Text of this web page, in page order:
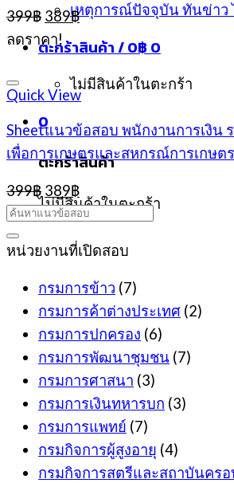
เหตุการณ์ปัจจุบัน ทันข่าว
ตะกร้าสินค้า /0฿ 0
ไม่มีสินค้าในตะกร้า
0
ตะกร้าสินค้า
ไม่มีสินค้าในตะกร้า
399฿ Original
price
was:
389฿Current
is:
ลดราคา!
Quick View
Sheetแนวข้อสอบ พนักงานการเงิน
เพื่อการเกษตรและสหกรณ์การเกษต
399฿ Original
price
was:
399฿.
389฿Current
price
is:
389฿.
หน่วยงานที่เปิดสอบ
กรมการข้าว (7)
กรมการค้าต่างประเทศ (2)
กรมการปกครอง (6)
กรมการพัฒนาชุมชน (7)
กรมการศาสนา (3)
กรมการเงินทหารบก (3)
กรมการแพทย์ (7)
กรมกิจการผู้สูงอายุ (4)
กรมกิจการสตรีและสถาบันครอ